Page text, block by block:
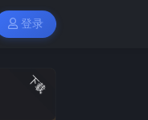
登录
下载